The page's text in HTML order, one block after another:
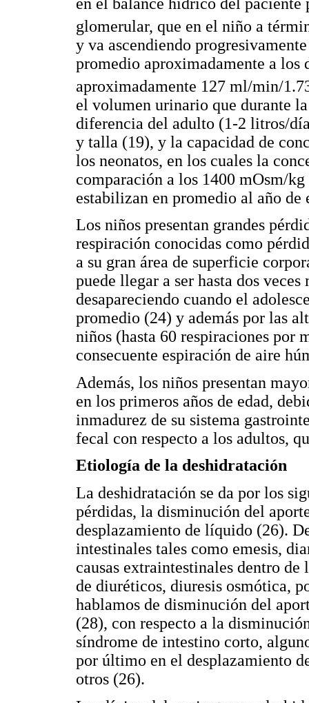
glomerular, que en el niño a
y va ascendiendo
promedio aproximadamente a los
aproximadamente 127 ml/min/
el volumen urinario que durante
diferencia del adulto (1-2 litros/
y talla (19), y la capacidad de
los neonatos, en los cuales la
comparación a los 1400 mOsm/
estabilizan en promedio al año de
Los niños presentan grandes
respiración conocidas como
a su gran área de superficie
puede llegar a ser hasta dos
desapareciendo cuando el
promedio (24) y además por las
niños (hasta 60 respiraciones por
consecuente espiración de aire
Además, los niños presentan
en los primeros años de edad,
inmadurez de su sistema
fecal con respecto a los adultos,
Etiología de la deshidratación
La deshidratación se da por los
pérdidas, la disminución del
desplazamiento de líquido (26).
intestinales tales como emesis,
causas extraintestinales dentro de
de diuréticos, diuresis osmótica,
hablamos de disminución del
(28), con respecto a la
síndrome de intestino corto,
por último en el desplazamiento
otros (26).